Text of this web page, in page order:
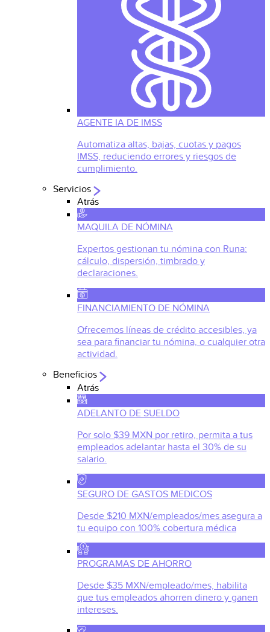
AGENTE IA DE IMSS
Automatiza altas, bajas, cuotas y pagos
IMSS, reduciendo errores y riesgos de
cumplimiento.
Servicios
Atrás
MAQUILA DE NÓMINA
Expertos gestionan tu nómina con Runa:
cálculo, dispersión, timbrado y
declaraciones.
FINANCIAMIENTO DE NÓMINA
Ofrecemos líneas de crédito accesibles, ya
sea para financiar tu nómina, o cualquier otra
actividad.
Beneficios
Atrás
ADELANTO DE SUELDO
Por solo $39 MXN por retiro, permita a tus
empleados adelantar hasta el 30% de su
salario.
SEGURO DE GASTOS MEDICOS
Desde $210 MXN/empleados/mes asegura a
tu equipo con 100% cobertura médica
PROGRAMAS DE AHORRO
Desde $35 MXN/empleado/mes, habilita
que tus empleados ahorren dinero y ganen
intereses.